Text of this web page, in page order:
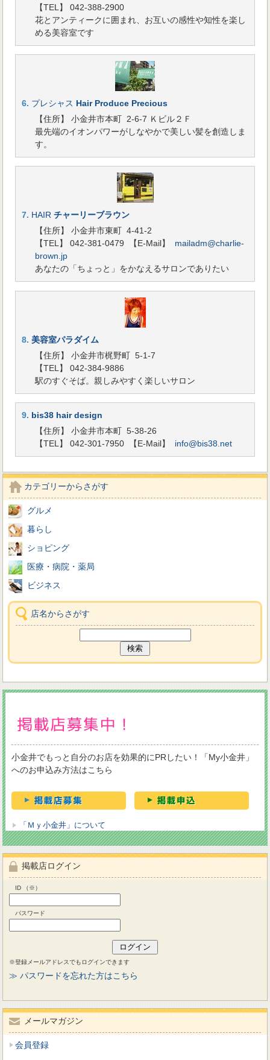
【TEL】 042-388-2900
花とアンティークに囲まれ、お互いの感性や知性を楽し
める美容室です
6. プレシャス Hair Produce Precious
【住所】 小金井市本町 2-6-7 Ｋビル２Ｆ
最先端のイオンパワーがしなやかで美しい髪を創造しま
す。
7. HAIR チャーリーブラウン
【住所】 小金井市東町 4-41-2
【TEL】 042-381-0479
【E-Mail】 mailadm@charlie-
brown.jp
あなたの「ちょっと」をかなえるサロンでありたい
8. 美容室パラダイム
【住所】 小金井市梶野町 5-1-7
【TEL】 042-384-9886
駅のすぐそば。親しみやすく楽しいサロン
9. bis38 hair design
【住所】 小金井市本町 5-38-26
【TEL】 042-301-7950
【E-Mail】 info@bis38.net
カテゴリーからさがす
グルメ
暮らし
ショピング
医療・病院・薬局
ビジネス
店名からさがす
小金井でもっと自分のお店を効果的にPRしたい！「My小金井」
へのお申込み方法はこちら
「Ｍｙ小金井」について
掲載店ログイン
ID （※）
パスワード
※登録メールアドレスでもログインできます
≫ パスワードを忘れた方はこちら
メールマガジン
会員登録